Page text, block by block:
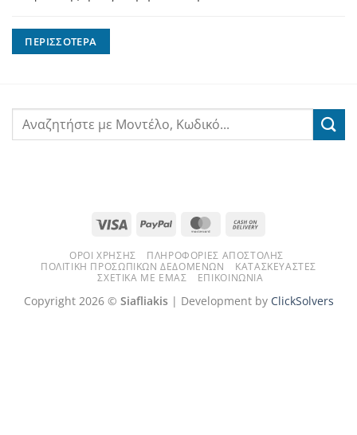
ΠΕΡΙΣΣΌΤΕΡΑ
Visa PayPal MasterCard
Delivery
ΌΡΟΙ ΧΡΉΣΗΣ
ΠΛΗΡΟΦΟΡΊΕΣ ΑΠΟΣΤΟΛΉΣ
ΠΟΛΙΤΙΚΉ ΠΡΟΣΩΠΙΚΏΝ ΔΕΔΟΜΈΝΩΝ
ΚΑΤΑΣΚΕΥΑΣΤΈΣ
ΣΧΕΤΙΚΆ ΜΕ ΕΜΆΣ
ΕΠΙΚΟΙΝΩΝΊΑ
Copyright 2026 © Siafliakis| Development by ClickSolvers